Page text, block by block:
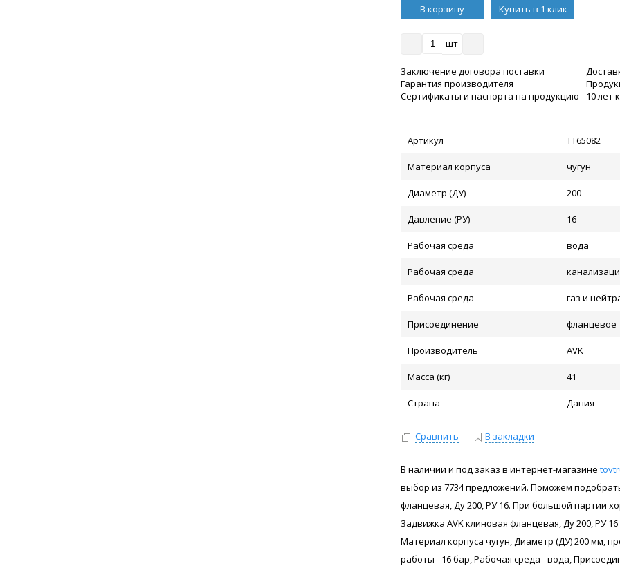
В корзину Купить в 1 клик
шт
Заключение договора поставки
Гарантия производителя
Сертификаты и паспорта на продукцию
10 лет
Артикул ТТ65082
Материал корпуса чугун
Диаметр (ДУ) 200
Давление (РУ) 16
Рабочая среда вода
Рабочая среда
Рабочая среда газ и
Присоединение фланцевое
Производитель AVK
Масса (кг) 41
Страна Дания
Сравнить В закладки
В наличии и под заказ в интернет-магазине
выбор из 7734 предложений. Поможем
фланцевая, Ду 200, РУ 16. При большой партии
Задвижка AVK клиновая фланцевая, Ду 200, РУ
Материал корпуса чугун, Диаметр (ДУ) 200 мм,
работы - 16 бар, Рабочая среда - вода,